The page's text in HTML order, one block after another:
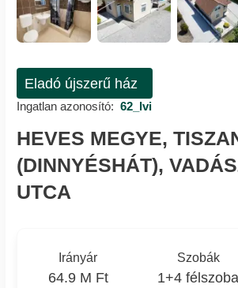
Eladó újszerű ház
Ingatlan azonosító: 62_lvi
HEVES MEGYE,
(DINNYÉSHÁT),
UTCA
Irányár
64.9 M Ft
Szobák
1+4 félszoba